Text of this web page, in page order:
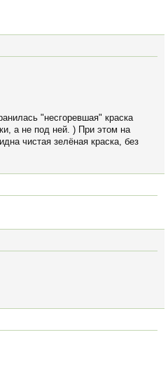
"несгоревшая" краска
а не под ней. ) При этом на
чистая зелёная краска, без